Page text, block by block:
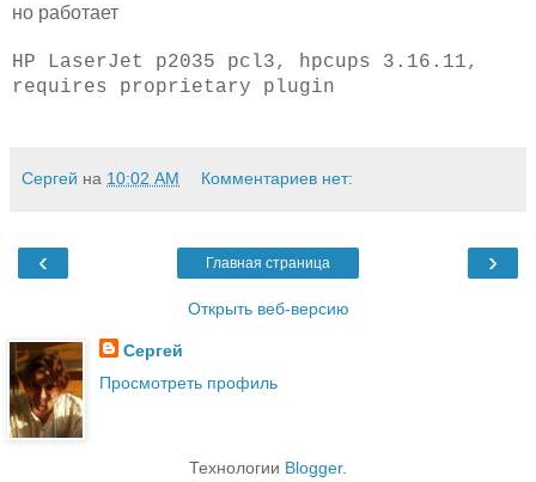
но работает
HP LaserJet p2035 pcl3, hpcups 3.16.11,
requires proprietary plugin
Сергей на 10:02 AM Комментариев нет:
‹ ›
Главная страница
Открыть веб-версию
Сергей
Просмотреть профиль
Технологии Blogger.